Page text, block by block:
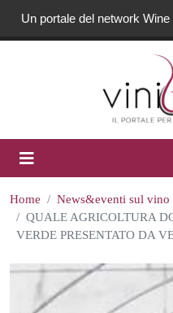
Un portale del network
Home News&eventi sul vino
QUALE AGRICOLTURA
VERDE PRESENTATO DA